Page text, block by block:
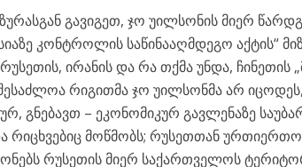
გავიგეთ, ჯო უილსონის მიერ
კონტროლის საწინააღმდეგო აქტის“
ირანის და რა თქმა უნდა, ჩინეთის
რიგითმა ჯო უილსონმა არ
გნებავთ – ეკონომიკურ გავლენაზე
რიცხვებიც მოწმობს; რუსეთთან
რუსეთის მიერ საქართველოს